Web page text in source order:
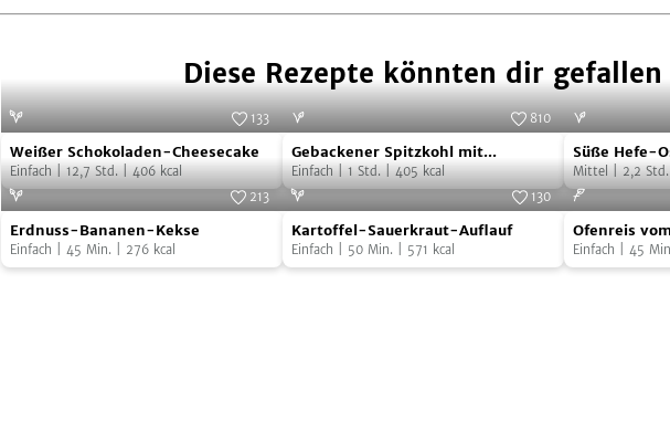
Diese Rezepte könnten dir gefallen
Weißer
Schokoladen-
Cheesecake
Kirsten Kaminski
133
Weißer Schokoladen-Cheesecake
Einfach| 12,7 Std.| 406kcal
Gebackener
Spitzkohl
mit
Salzkartoffeln
Foto:
810
Gebackener Spitzkohl mit
Salzkartoffeln
Einfach| 1 Std.| 405 kcal
Süße
Hefe-
Osterhasen
Süße Hefe-
Mittel 2,2 Std.
Erdnuss-
Bananen-
Kekse
Foto:
213
Erdnuss-Bananen-Kekse
Einfach 45 Min. 276kcal
Kartoffel-
Sauerkraut-
Auflauf
Foto: SevenCooks
130
Kartoffel-Sauerkraut-Auflauf
Einfach 50 Min. 571 kcal
Ofenreis
vom
Blech
Ofenreis
Einfach 45